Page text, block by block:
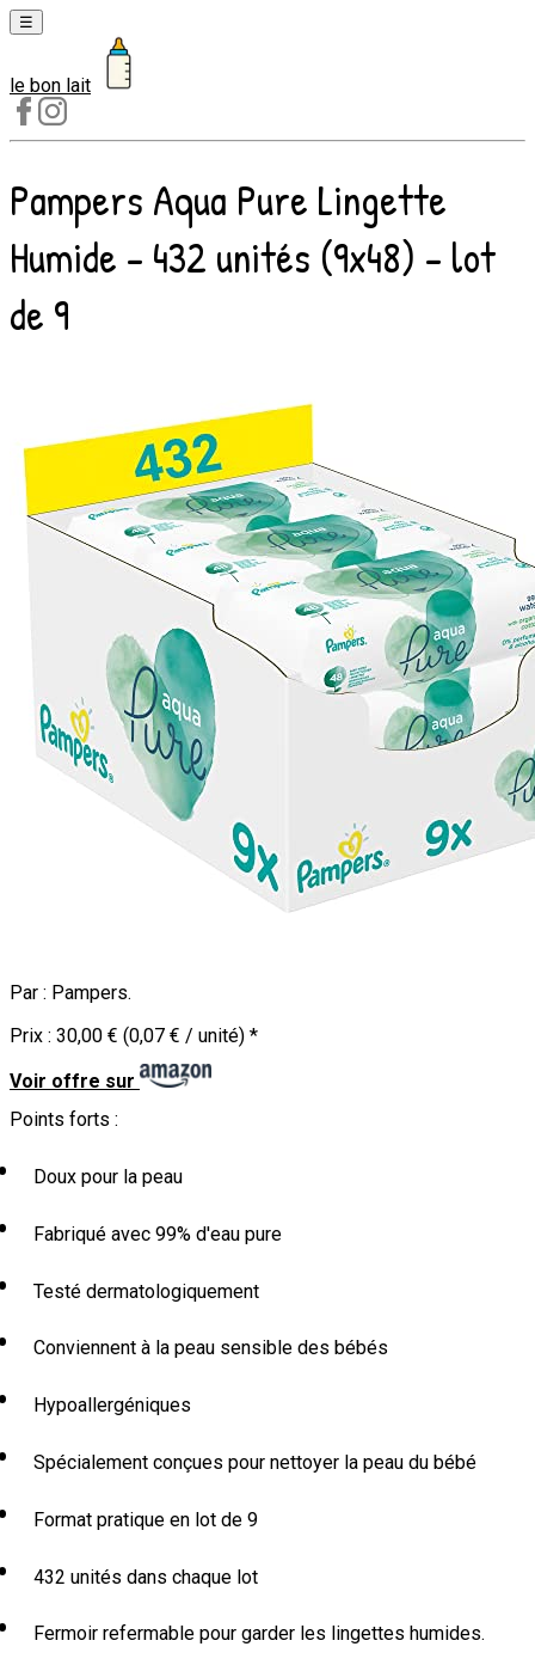
☰
Laits
1er
âge
Laits
2e
âge
Laits
de
le bon lait
Pampers Aqua Pure Lingette
Humide - 432 unités (9x48) - lot
de 9
Par : Pampers.
Prix : 30,00 € (0,07 € / unité) *
Voir offre sur
Points forts :
Doux pour la peau
Fabriqué avec 99% d'eau pure
Testé dermatologiquement
Conviennent à la peau sensible des bébés
Hypoallergéniques
Spécialement conçues pour nettoyer la peau du bébé
Format pratique en lot de 9
432 unités dans chaque lot
Fermoir refermable pour garder les lingettes humides.